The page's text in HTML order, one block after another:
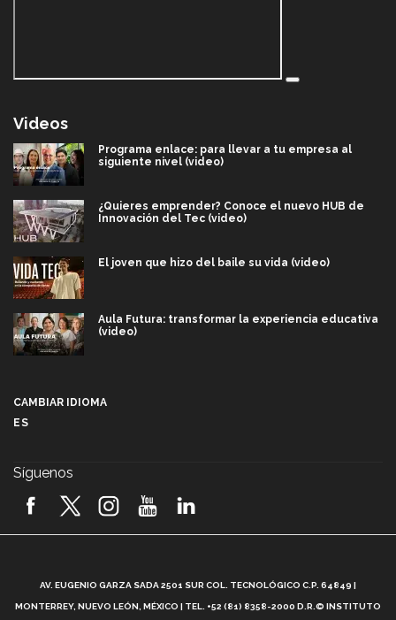
Videos
Programa enlace: para llevar a tu empresa al
siguiente nivel (video)
¿Quieres emprender? Conoce el nuevo HUB de
Innovación del Tec (video)
El joven que hizo del baile su vida (video)
Aula Futura: transformar la experiencia educativa
(video)
2026! (video)
¿Cómo es el Modelo Educativo Tec? (video)
CAMBIAR IDIOMA
ES
Síguenos
AV. EUGENIO GARZA SADA 2501 SUR COL. TECNOLÓGICO C.P. 64849 |
MONTERREY, NUEVO LEÓN, MÉXICO | TEL. +52 (81) 8358-2000 D.R.© INSTITUTO